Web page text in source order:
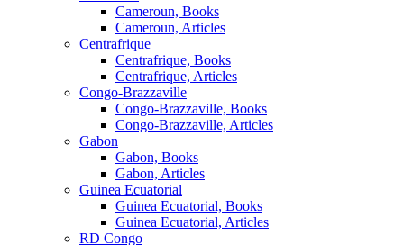
Cameroun, Books
Cameroun, Articles
Centrafrique
Centrafrique, Books
Centrafrique, Articles
Congo-Brazzaville
Congo-Brazzaville, Books
Congo-Brazzaville, Articles
Gabon
Gabon, Books
Gabon, Articles
Guinea Ecuatorial
Guinea Ecuatorial, Books
Guinea Ecuatorial, Articles
RD Congo